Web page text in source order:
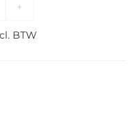
+
BTW